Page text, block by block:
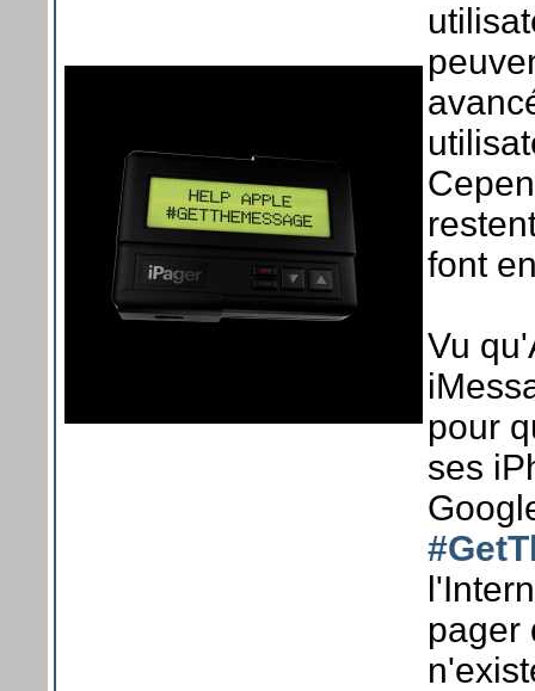
font
Vu
pour
ses
pager